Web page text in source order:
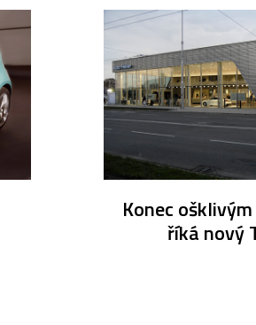
Konec
říká nový